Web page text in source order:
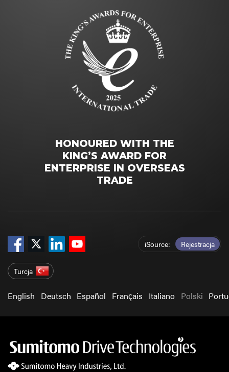
HONOURED WITH THE
KING’S AWARD FOR
ENTERPRISE IN OVERSEAS
TRADE
iSource Rejestracja
Turcja
English Deutsch Español Français Italiano Polski